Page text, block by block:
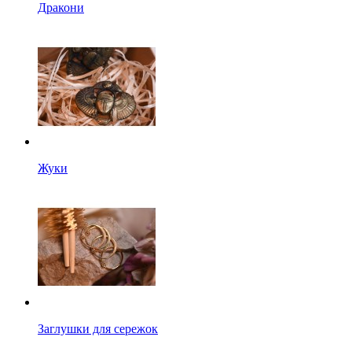
Дракони
Жуки
Заглушки для сережок